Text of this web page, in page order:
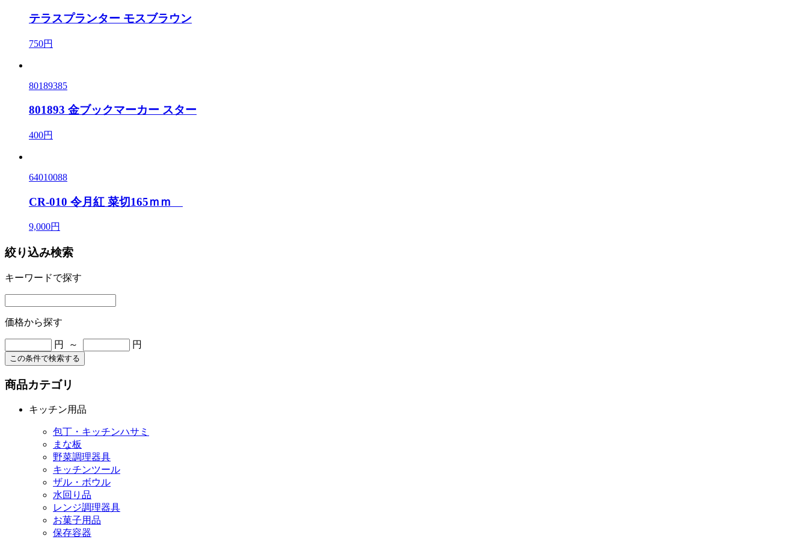
テラスプランター モスブラウン
750円
80189385
801893 金ブックマーカー スター
400円
64010088
CR-010 令月紅 菜切165ｍｍ
9,000円
絞り込み検索
キーワードで探す
価格から探す
円 ～ 円
この条件で検索する
商品カテゴリ
キッチン用品
包丁・キッチンハサミ
まな板
野菜調理器具
キッチンツール
ザル・ボウル
水回り品
レンジ調理器具
お菓子用品
保存容器